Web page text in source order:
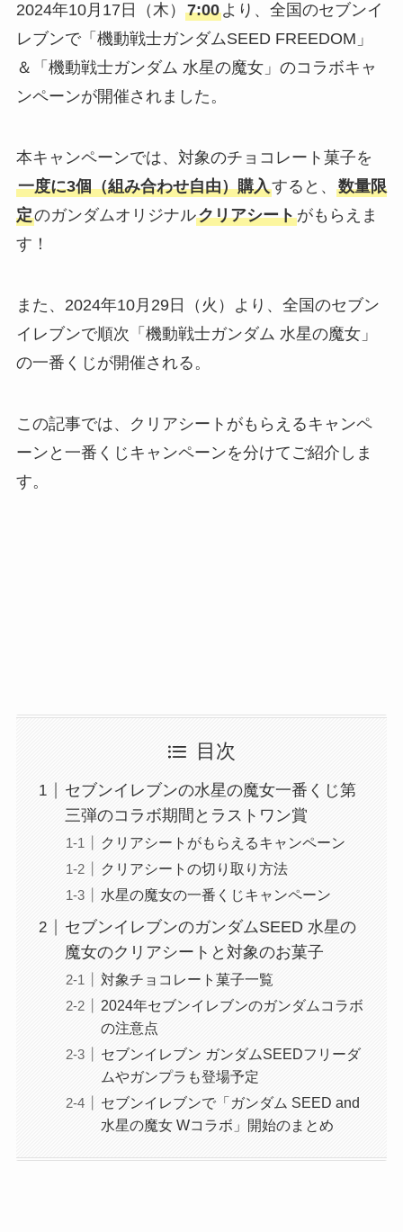
2024年10月17日（木） 7:00より、全国のセブンイ
レブンで「機動戦士ガンダムSEED FREEDOM」
＆「機動戦士ガンダム 水星の魔女」のコラボキャ
ンペーンが開催されました。
本キャンペーンでは、対象のチョコレート菓子を
一度に3個（組み合わせ自由）購入すると、 数量限
定のガンダムオリジナルクリアシートがもらえま
す！
また、2024年10月29日（火）より、全国のセブン
イレブンで順次「機動戦士ガンダム 水星の魔女」
の一番くじが開催される。
この記事では、クリアシートがもらえるキャンペ
ーンと一番くじキャンペーンを分けてご紹介しま
す。
目次
セブンイレブンの水星の魔女一番くじ第
三弾のコラボ期間とラストワン賞
クリアシートがもらえるキャンペーン
クリアシートの切り取り方法
水星の魔女の一番くじキャンペーン
セブンイレブンのガンダムSEED 水星の
魔女のクリアシートと対象のお菓子
対象チョコレート菓子一覧
2024年セブンイレブンのガンダムコラボ
の注意点
セブンイレブン ガンダムSEEDフリーダ
ムやガンプラも登場予定
セブンイレブンで「ガンダム SEED and
水星の魔女 Wコラボ」開始のまとめ